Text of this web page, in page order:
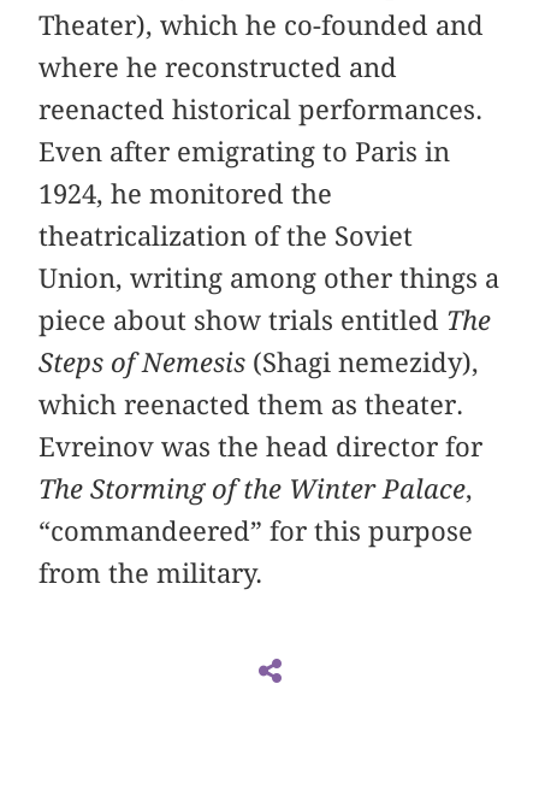
Theater), which he co-founded and
where he reconstructed and
reenacted historical performances.
Even after emigrating to Paris in
1924, he monitored the
theatricalization of the Soviet
Union, writing among other things a
piece about show trials entitled The
Steps of Nemesis (Shagi nemezidy),
which reenacted them as theater.
Evreinov was the head director for
The Storming of the Winter Palace,
“commandeered” for this purpose
from the military.